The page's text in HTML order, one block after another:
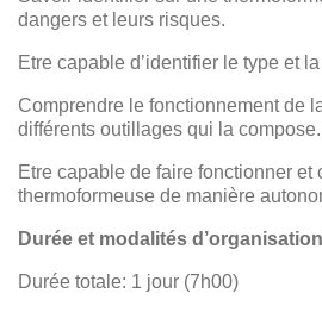
dangers et leurs risques.
Etre capable d’identifier le type et
Comprendre le fonctionnement de
différents outillages qui la compose.
Etre capable de faire fonctionner et
thermoformeuse de manière
Durée et modalités d’organisation
Durée totale: 1 jour (7h00)